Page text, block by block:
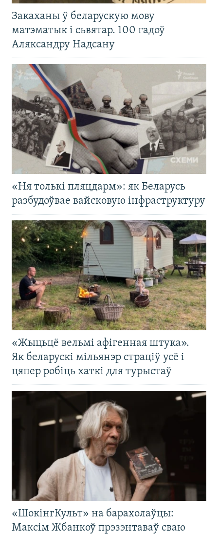
Закаханы ў беларускую мову
матэматык і сьвятар. 100 гадоў
Аляксандру Надсану
«Ня толькі пляцдарм»: як Беларусь
разбудоўвае вайсковую інфраструктуру
«Жыцьцё вельмі афігенная штука».
Як беларускі мільянэр страціў усё і
цяпер робіць хаткі для турыстаў
«ШокінгКульт» на барахолаўцы:
Максім Жбанкоў прэзэнтаваў сваю